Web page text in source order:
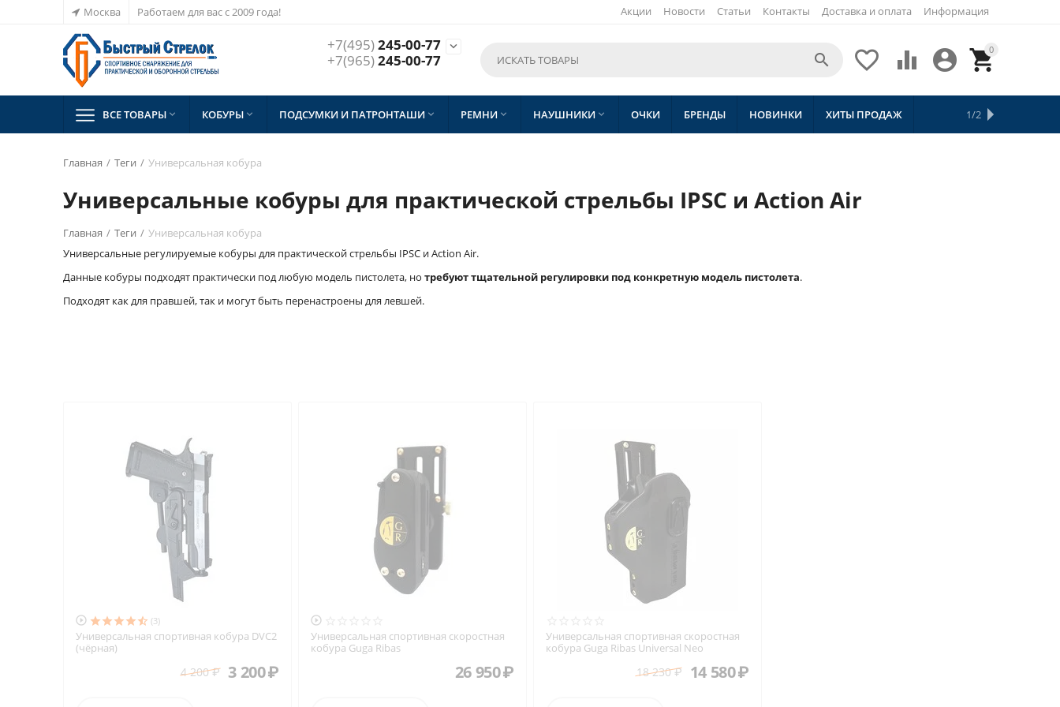
Москва Работаем для вас с 2009 года! Акции Новости Статьи Контакты Доставка и оплата Информация
+7(495)245-00-77
+7(965)245-00-77
 0


 

ВСЕ ТОВАРЫ  КОБУРЫ  ПОДСУМКИ И ПАТРОНТАШИ  РЕМНИ  НАУШНИКИ  ОЧКИ БРЕНДЫ НОВИНКИ ХИТЫ ПРОДАЖ ТОВАРЫ С БЕСПЛАТНОЙ
1/2
Главная / Теги / Универсальная кобура
Универсальные кобуры для практической стрельбы IPSC и Action Air
Главная / Теги / Универсальная кобура
Универсальные регулируемые кобуры для практической стрельбы IPSC и Action Air.
Данные кобуры подходят практически под любую модель пистолета, но требуют тщательной регулировки под конкретную модель пистолета.
Подходят как для правшей, так и могут быть перенастроены для левшей.
 (3)
Универсальная спортивная кобура DVC2
(чёрная)
4 200 ₽ 3 200₽

Универсальная спортивная скоростная
кобура Guga Ribas
26 950₽
Универсальная спортивная скоростная
кобура Guga Ribas Universal Neo
18 230 ₽ 14 580₽